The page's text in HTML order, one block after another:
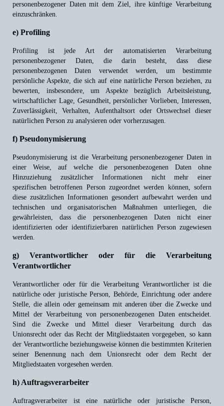
personenbezogener Daten mit dem Ziel, ihre künftige Verarbeitung
einzuschränken.
e) Profiling
Profiling ist jede Art der automatisierten Verarbeitung
personenbezogener Daten, die darin besteht, dass diese
personenbezogenen Daten verwendet werden, um bestimmte
persönliche Aspekte, die sich auf eine natürliche Person beziehen, zu
bewerten, insbesondere, um Aspekte bezüglich Arbeitsleistung,
wirtschaftlicher Lage, Gesundheit, persönlicher Vorlieben, Interessen,
Zuverlässigkeit, Verhalten, Aufenthaltsort oder Ortswechsel dieser
natürlichen Person zu analysieren oder vorherzusagen.
f) Pseudonymisierung
Pseudonymisierung ist die Verarbeitung personenbezogener Daten in
einer Weise, auf welche die personenbezogenen Daten ohne
Hinzuziehung zusätzlicher Informationen nicht mehr einer
spezifischen betroffenen Person zugeordnet werden können, sofern
diese zusätzlichen Informationen gesondert aufbewahrt werden und
technischen und organisatorischen Maßnahmen unterliegen, die
gewährleisten, dass die personenbezogenen Daten nicht einer
identifizierten oder identifizierbaren natürlichen Person zugewiesen
werden.
g) Verantwortlicher oder für die Verarbeitung
Verantwortlicher
Verantwortlicher oder für die Verarbeitung Verantwortlicher ist die
natürliche oder juristische Person, Behörde, Einrichtung oder andere
Stelle, die allein oder gemeinsam mit anderen über die Zwecke und
Mittel der Verarbeitung von personenbezogenen Daten entscheidet.
Sind die Zwecke und Mittel dieser Verarbeitung durch das
Unionsrecht oder das Recht der Mitgliedstaaten vorgegeben, so kann
der Verantwortliche beziehungsweise können die bestimmten Kriterien
seiner Benennung nach dem Unionsrecht oder dem Recht der
Mitgliedstaaten vorgesehen werden.
h) Auftragsverarbeiter
Auftragsverarbeiter ist eine natürliche oder juristische Person,